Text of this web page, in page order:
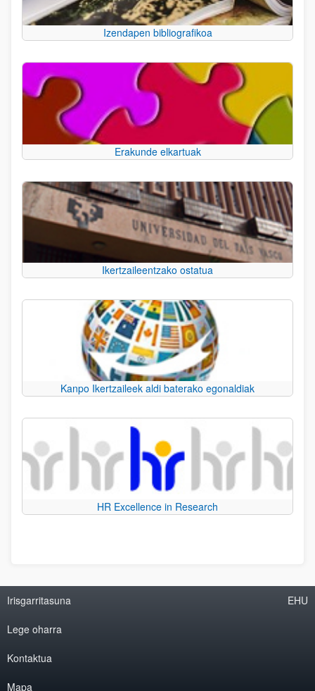
Izendapen bibliografikoa
Erakunde elkartuak
Ikertzaileentzako ostatua
Kanpo Ikertzaileek aldi baterako egonaldiak
HR Excellence in Research
Irisgarritasuna
Lege oharra
Kontaktua
Mapa
EHU